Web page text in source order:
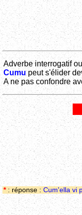
Adverbe interrogatif
Cumu peut s'élider
A ne pas confondre
*: réponse : Cum'ella vi